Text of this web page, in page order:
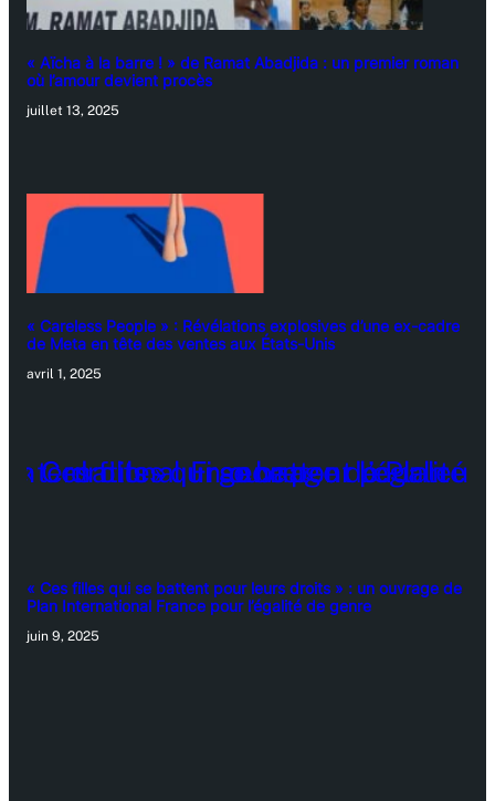
« Aïcha à la barre ! » de Ramat Abadjida : un premier roman
où l’amour devient procès
juillet 13, 2025
« Careless People » : Révélations explosives d’une ex-cadre
de Meta en tête des ventes aux États-Unis
avril 1, 2025
« Ces filles qui se battent pour leurs droits » : un ouvrage de
Plan International France pour l’égalité de genre
juin 9, 2025